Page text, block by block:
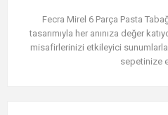
Fecra Mirel 6 Parça Pasta
tasarımıyla her anınıza değer
misafirlerinizi etkileyici
sepetinize